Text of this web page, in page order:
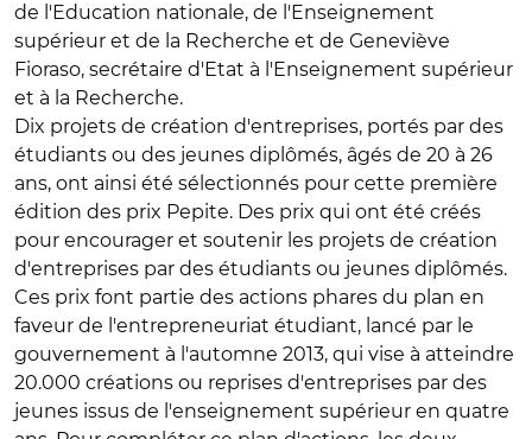
de l'Education nationale, de l'Enseignement
supérieur et de la Recherche et de Geneviève
Fioraso, secrétaire d'Etat à l'Enseignement supérieur
et à la Recherche.
Dix projets de création d'entreprises, portés par des
étudiants ou des jeunes diplômés, âgés de 20 à 26
ans, ont ainsi été sélectionnés pour cette première
édition des prix Pepite. Des prix qui ont été créés
pour encourager et soutenir les projets de création
d'entreprises par des étudiants ou jeunes diplômés.
Ces prix font partie des actions phares du plan en
faveur de l'entrepreneuriat étudiant, lancé par le
gouvernement à l'automne 2013, qui vise à atteindre
20.000 créations ou reprises d'entreprises par des
jeunes issus de l'enseignement supérieur en quatre